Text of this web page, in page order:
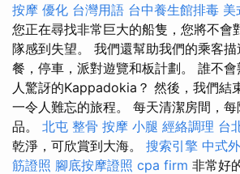
按摩 優化 台灣用語 台中養生館排毒 美
您正在尋找非常巨大的船隻，您將不會
隊感到失望。 我們還幫助我們的乘客
餐，停車，派對遊覽和板計劃。 誰不
人驚訝的Kappadokia？ 然後，我們結
一令人難忘的旅程。 每天清潔房間，
品。 北屯 整骨 按摩 小腿 經絡調理 台
乾淨，可欣賞到大海。 搜索引擎 中式
筋證照 腳底按摩證照 cpa firm 非常好